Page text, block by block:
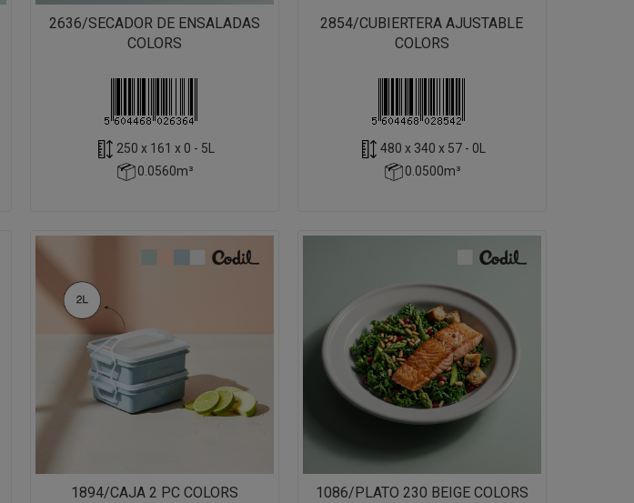
2636/SECADOR DE ENSALADAS
COLORS
250 x 161 x 0 - 5L
0.0560m³
2854/CUBIERTERA AJUSTABLE
COLORS
480 x 340 x 57 - 0L
0.0500m³
1894/CAJA 2 PC COLORS 1086/PLATO 230 BEIGE COLORS